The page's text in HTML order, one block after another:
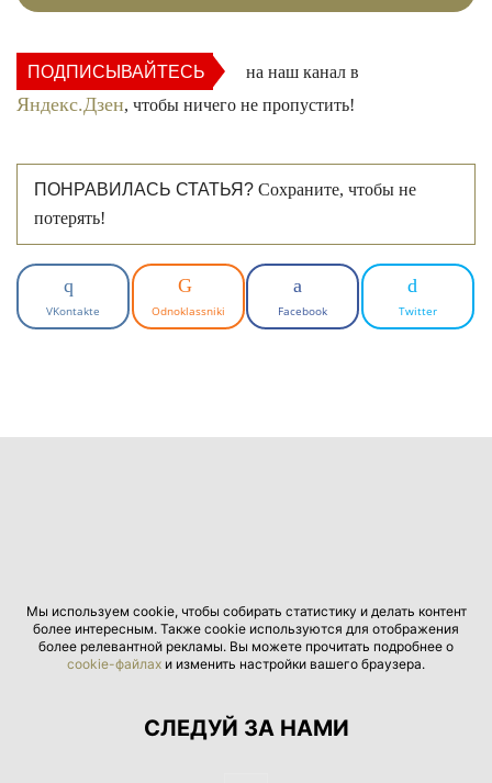
ФОТО: arabic.rt.com
ПОДПИСЫВАЙТЕСЬ на наш канал в
Яндекс.Дзен, чтобы ничего не пропустить!
ПОНРАВИЛАСЬ СТАТЬЯ? Сохраните, чтобы не
потерять!
VKontakte Odnoklassniki Facebook Twitter
Мы используем cookie, чтобы собирать статистику и делать контент
более интересным. Также cookie используются для отображения
более релевантной рекламы. Вы можете прочитать подробнее о
cookie-файлах и изменить настройки вашего браузера.
СЛЕДУЙ ЗА НАМИ